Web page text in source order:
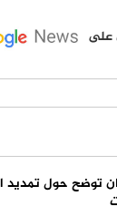
على
توضح حول تمديد